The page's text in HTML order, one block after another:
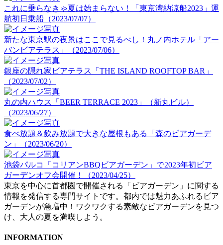
これに乗らなきゃ夏は始まらない！「東京湾納涼船2023」運
航初日乗船（2023/07/07）
新たな東京駅の夜景はここで見るべし！丸ノ内ホテル「アー
バンビアテラス」（2023/07/06）
銀座の隠れ家ビアテラス「THE ISLAND ROOFTOP BAR」
（2023/07/02）
丸の内ハウス「BEER TERRACE 2023」（新丸ビル）
（2023/06/27）
食べ放題＆飲み放題で大きな屋根もある「森のビアガーデ
ン」（2023/06/20）
池袋パルコ「コリアンBBQビアガーデン」で2023年初ビア
ガーデンオフ会開催！（2023/04/25）
東京を中心に首都圏で開催される「ビアガーデン」に関する
情報を発信する専門サイトです。都内では魅力あふれるビア
ガーデンが急増中！ワクワクする素敵なビアガーデンを見つ
け、大人の夏を満喫しよう。
INFORMATION